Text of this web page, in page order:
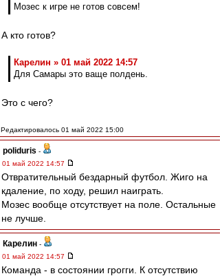
Мозес к игре не готов совсем!
А кто готов?
Карелин » 01 май 2022 14:57
Для Самары это ваще полдень.
Это с чего?
Редактировалось 01 май 2022 15:00
poliduris -
01 май 2022 14:57
Отвратительный бездарный футбол. Жиго на
кдаление, по ходу, решил наиграть.
Мозес вообще отсутствует на поле. Остальные
не лучше.
Карелин -
01 май 2022 14:57
Команда - в состоянии грогги. К отсутствию